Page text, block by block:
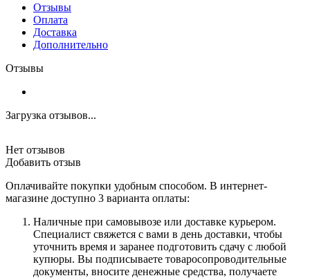
Отзывы
Оплата
Доставка
Дополнительно
Отзывы
Загрузка отзывов...
Нет отзывов
Добавить отзыв
Оплачивайте покупки удобным способом. В интернет-
магазине доступно 3 варианта оплаты:
Наличные при самовывозе или доставке курьером.
Специалист свяжется с вами в день доставки, чтобы
уточнить время и заранее подготовить сдачу с любой
купюры. Вы подписываете товаросопроводительные
документы, вносите денежные средства, получаете